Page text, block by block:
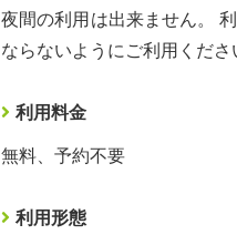
夜間の利用は出来ません。
ならないようにご利用くださ
利用料金
無料、予約不要
利用形態